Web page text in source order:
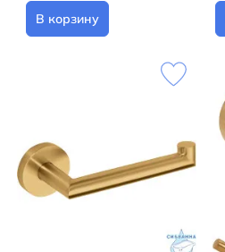
В корзину